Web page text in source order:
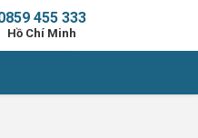
455 333
Hồ Chí Minh